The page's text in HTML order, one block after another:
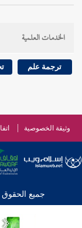
الخدمات العلمية
ترجمة علم
وثيقة الخصوصية
جميع الحقوق محفوظة ©